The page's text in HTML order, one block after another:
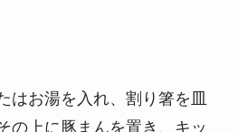
はお湯を入れ、割り箸を皿
の上に豚まんを置き、キッ